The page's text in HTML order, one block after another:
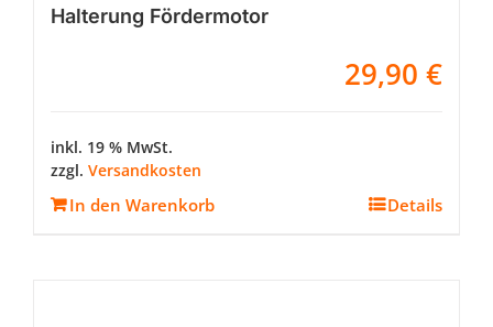
Halterung Fördermotor
29,90 €
inkl. 19 % MwSt.
zzgl. Versandkosten
In den Warenkorb Details